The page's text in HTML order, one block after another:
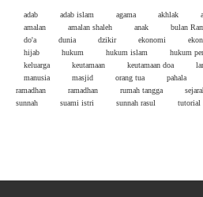
adab adab islam agama akhlak
amalan
amalan shaleh anak bulan
do'a
dunia dzikir ekonomi
hijab
hukum hukum islam hukum
keluarga
keutamaan keutamaan doa
manusia
masjid orang tua pahala
ramadhan
ramadhan rumah tangga
sunnah
suami istri sunnah rasul tutorial